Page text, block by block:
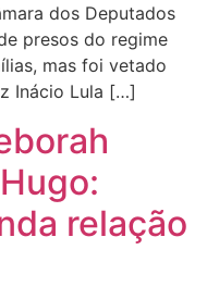
dos Deputados
presos do regime
mas foi vetado
Inácio Lula […]
relação